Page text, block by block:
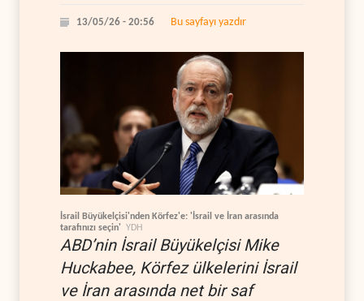
13/05/26 - 20:56 Bu sayfayı yazdır
İsrail Büyükelçisi'nden Körfez'e: 'İsrail ve İran arasında
tarafınızı seçin' YDH
ABD’nin İsrail Büyükelçisi Mike
Huckabee, Körfez ülkelerini İsrail
ve İran arasında net bir saf